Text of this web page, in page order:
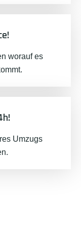
worauf es
Umzugs